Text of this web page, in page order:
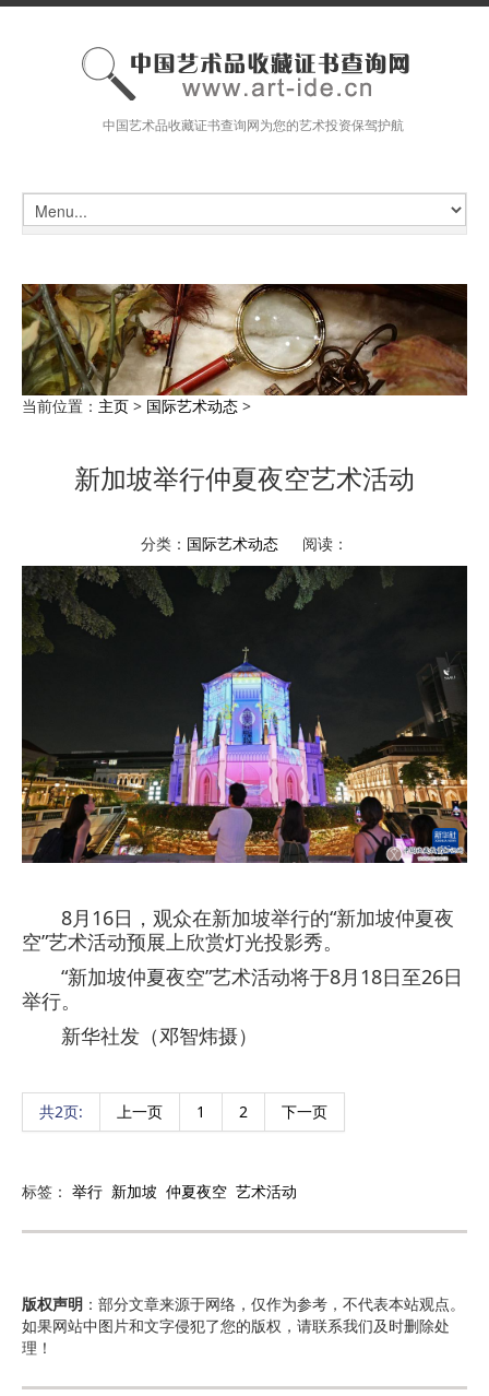
中国艺术品收藏证书查询网为您的艺术投资保驾护航
当前位置： 主页 > 国际艺术动态 >
新加坡举行仲夏夜空艺术活动
分类： 国际艺术动态 阅读：
8月16日，观众在新加坡举行的“新加坡仲夏夜
空”艺术活动预展上欣赏灯光投影秀。
“新加坡仲夏夜空”艺术活动将于8月18日至26日
举行。
新华社发（邓智炜摄）
共2页: 上一页 1 2 下一页
标签： 举行 新加坡 仲夏夜空 艺术活动
版权声明 ：部分文章来源于网络，仅作为参考，不代表本站观点。
如果网站中图片和文字侵犯了您的版权，请联系我们及时删除处
理！